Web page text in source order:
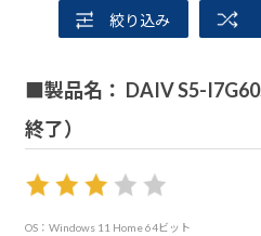
絞り込み
■製品名： DAIV S5-
終了）
OS：Windows 11 Home 64ビット